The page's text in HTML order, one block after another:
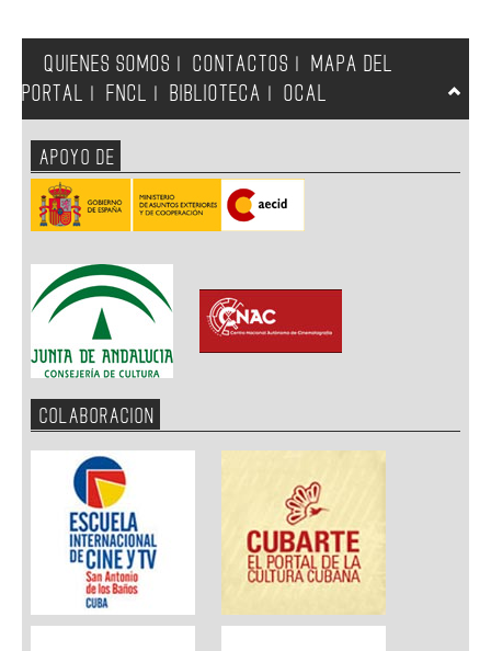
QUIENES SOMOS CONTACTOS
MAPA DEL
PORTAL
FNCL BIBLIOTECA OCAL
APOYO DE
COLABORACION